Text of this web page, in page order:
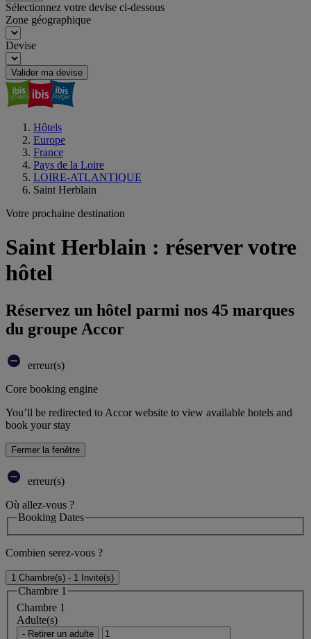
Sélectionnez votre devise ci-dessous
Zone géographique
Devise
Valider ma devise
Hôtels
Europe
France
Pays de la Loire
LOIRE-ATLANTIQUE
Saint Herblain
Votre prochaine destination
Saint Herblain : réserver votre
hôtel
Réservez un hôtel parmi nos 45 marques
du groupe Accor
erreur(s)
Core booking engine
You’ll be redirected to Accor website to view available hotels and
book your stay
Fermer la fenêtre
erreur(s)
Où allez-vous ?
Booking Dates
Combien serez-vous ?
1 Chambre(s) - 1 Invité(s)
Chambre 1
Chambre 1
Adulte(s)
- Retirer un adulte